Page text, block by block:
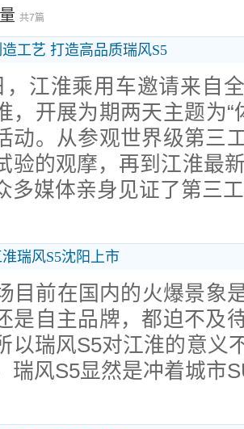
共7篇
工艺 打造高品质瑞风S5
，江淮乘用车邀请来自
，开展为期两天主题为“
动。从参观世界级第三
验的观摩，再到江淮最
多媒体亲身见证了第三
瑞风S5沈阳上市
目前在国内的火爆景象
是自主品牌，都迫不及
以瑞风S5对江淮的意义
瑞风S5显然是冲着城市